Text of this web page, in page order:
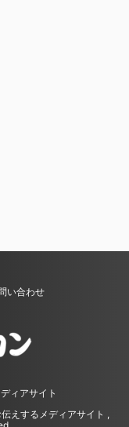
い合わせ
ィアサイト
えするメディアサイト ,